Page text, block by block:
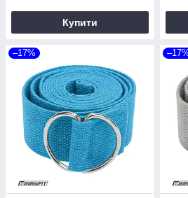
Купити
–17%